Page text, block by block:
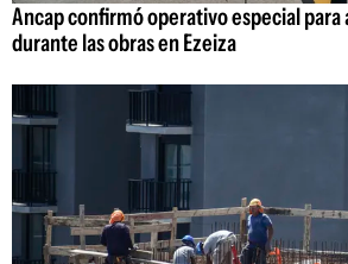
Ancap confirmó operativo especial para
durante las obras en Ezeiza